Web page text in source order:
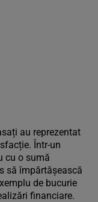
au reprezentat
Într-un
cu o sumă
să împărtășească
de bucurie
financiare.